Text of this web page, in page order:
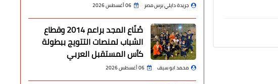
جريدة دايلي برس مصر 06 أغسطس 2026
صُنّاع المجد براعم 2014 وقطاع
الشباب لمنصات التتويج ببطولة
كأس المستقبل العربي
محمد ابو سيف 06 أغسطس 2026